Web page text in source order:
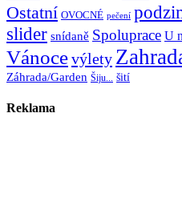
Ostatní OVOCNÉ pečení
slider snídaně Spoluprace U
Vánocevýlety
Záhrada/Garden Šiju... šití
Reklama